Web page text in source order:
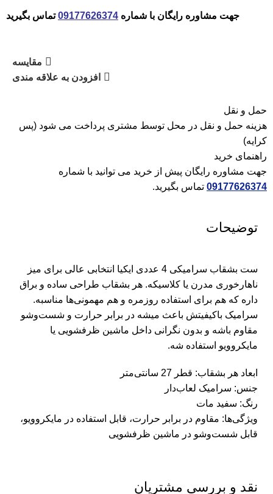
جهت مشاوره رایگان با شماره 09177626374تماس بگیرید
مقایسه
افزودن به علاقه مندی
حمل و نقل
هزینه حمل و نقل در محل توسط مشتری پرداخت می شود (پس
کرایه)
راهنمای خرید
جهت مشاوره رایگان پیش از خرید می توانید با شماره
09177626374 تماس بگیرید.
توضیحات
ست بشقاب سرامیکی 4 عددی ایکیا انتخابی عالی برای میز
ناهارخوری مدرن یا کلاسیکه. هر بشقاب طراحی ساده و براق
داره که هم برای استفاده روزمره و هم مهمونی‌ها مناسبه.
سرامیک باکیفیتش باعث میشه در برابر حرارت و شست‌وشو
مقاوم باشه و بدون نگرانی داخل ماشین ظرفشویی یا
مایکروویو استفاده شه.
ابعاد هر بشقاب: قطر 27 سانتی‌متر
جنس: سرامیک لعاب‌دار
رنگ: سفید مات
ویژگی‌ها: مقاوم در برابر حرارت، قابل استفاده در مایکروویو،
قابل شست‌وشو در ماشین ظرفشویی
نقد و بررسی مشتریان